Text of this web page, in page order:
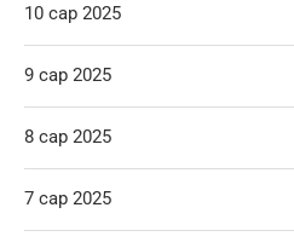
10 сар 2025
9 сар 2025
8 сар 2025
7 сар 2025